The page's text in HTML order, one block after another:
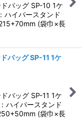
バッグ SP-10 1ケ
イパースタンド
(袋巾×長
バッグ SP-11 1ケ
バッグ SP-11 1ケ
ハイパースタンド
(袋巾×長